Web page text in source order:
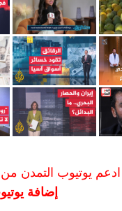
ادعم يوتيوب التمدن من
إضافة